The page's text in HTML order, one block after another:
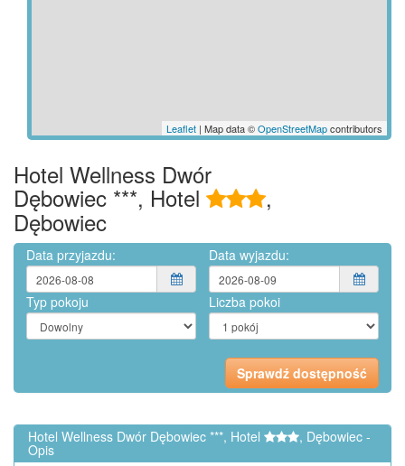
Leaflet | Map data ©OpenStreetMapcontributors
Hotel Wellness Dwór
Dębowiec ***, Hotel ,
Dębowiec
Data przyjazdu: Data wyjazdu:
Typ pokoju Liczba pokoi
Hotel Wellness Dwór Dębowiec ***, Hotel , Dębowiec -
Opis